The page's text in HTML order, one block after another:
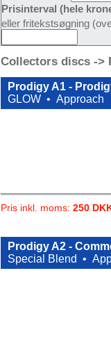
Prisinterval (hele
eller fritekstsøgning
Collectors discs ->
Prodigy A1 -
GLOW • Approach
Pris inkl. moms: 250
Prodigy A2 -
Special Blend •